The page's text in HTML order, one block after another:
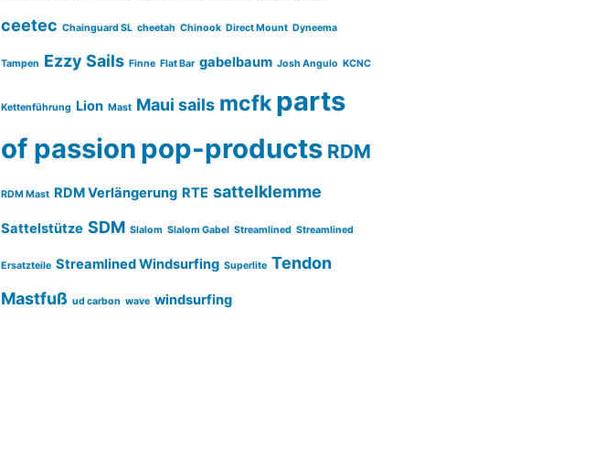
ceetec Chainguard SL cheetah Chinook Direct Mount Dyneema
Tampen Ezzy Sails Finne Flat Bar gabelbaum Josh Angulo KCNC
Kettenführung Lion Mast Maui sails mcfk parts
of passion pop-products RDM
RDM Mast RDM Verlängerung RTE sattelklemme
Sattelstütze SDM Slalom Slalom Gabel Streamlined Streamlined
Ersatzteile Streamlined Windsurfing Superlite Tendon
Mastfuß ud carbon wave windsurfing